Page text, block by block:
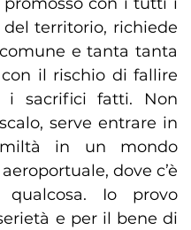
territorio, richiede
e tanta tanta
il rischio di fallire
i sacrifici fatti. Non
serve entrare in
in un mondo
dove c’è
Io provo
e per il bene di